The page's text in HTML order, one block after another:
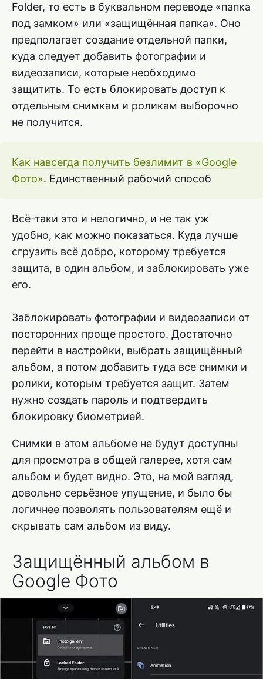
Folder, то есть в буквальном переводе «папка
под замком» или «защищённая папка». Оно
предполагает создание отдельной папки,
куда следует добавить фотографии и
видеозаписи, которые необходимо
защитить. То есть блокировать доступ к
отдельным снимкам и роликам выборочно
не получится.
Как навсегда получить безлимит в «Google
Фото». Единственный рабочий способ
Всё-таки это и нелогично, и не так уж
удобно, как можно показаться. Куда лучше
сгрузить всё добро, которому требуется
защита, в один альбом, и заблокировать уже
его.
Заблокировать фотографии и видеозаписи от
посторонних проще простого. Достаточно
перейти в настройки, выбрать защищённый
альбом, а потом добавить туда все снимки и
ролики, которым требуется защит. Затем
нужно создать пароль и подтвердить
блокировку биометрией.
Снимки в этом альбоме не будут доступны
для просмотра в общей галерее, хотя сам
альбом и будет видно. Это, на мой взгляд,
довольно серьёзное упущение, и было бы
логичнее позволять пользователям ещё и
скрывать сам альбом из виду.
Защищённый альбом в
Google Фото